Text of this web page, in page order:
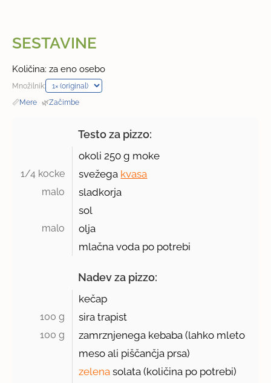
SESTAVINE
Količina: za eno osebo
Množilnik:
📏Mere · 🌿Začimbe
Testo za pizzo:
okoli250 g moke
1/4 kocke svežega kvasa
malo
sladkorja
sol
malo
olja
mlačna voda po potrebi
Nadev za pizzo:
kečap
100 g sira trapist
100 g
zamrznjenega kebaba (lahko mleto
meso ali piščančja prsa)
zelena solata (količina po potrebi)